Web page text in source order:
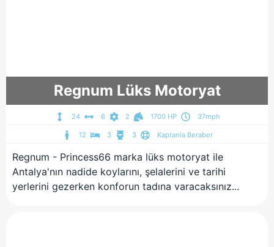
Regnum Lüks Motoryat
24 6 2 1700 HP 37mph
12 3 3 Kaptanla Beraber
Regnum - Princess66 marka lüks motoryat ile
Antalya'nın nadide koylarını, şelalerini ve tarihi
yerlerini gezerken konforun tadına varacaksınız...